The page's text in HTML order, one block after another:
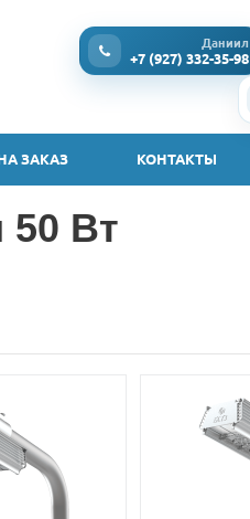
Даниил
+7 (927) 332-35-98
ЗАКАЗ КОНТАКТЫ
50 Вт